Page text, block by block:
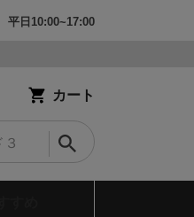
平日10:00~17:00
カート